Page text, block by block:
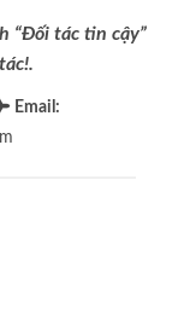
“Đối tác tin cậy”
Email :